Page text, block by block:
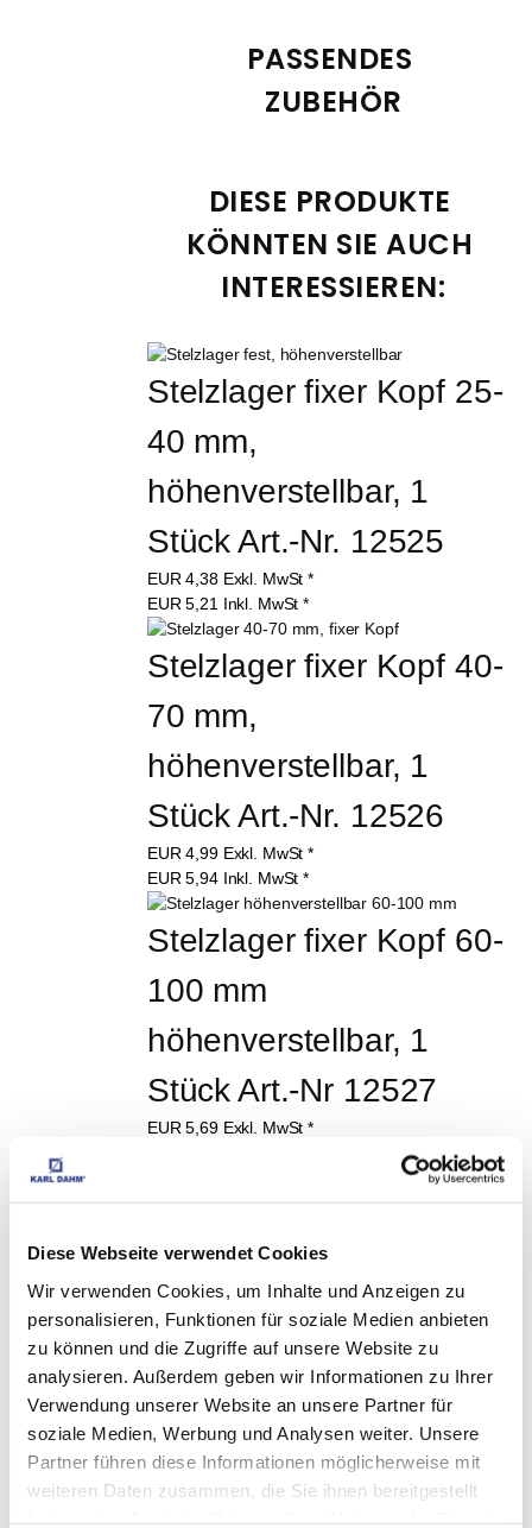
Diese Webseite verwendet Cookies
Wir verwenden Cookies, um Inhalte und Anzeigen zu
personalisieren, Funktionen für soziale Medien anbieten
zu können und die Zugriffe auf unsere Website zu
analysieren. Außerdem geben wir Informationen zu Ihrer
Verwendung unserer Website an unsere Partner für
soziale Medien, Werbung und Analysen weiter. Unsere
Partner führen diese Informationen möglicherweise mit
weiteren Daten zusammen, die Sie ihnen bereitgestellt
PASSENDES
ZUBEHÖR
DIESE PRODUKTE
KÖNNTEN SIE AUCH
INTERESSIEREN:
Stelzlager fixer Kopf 25-
40 mm,
höhenverstellbar, 1
Stück Art.-Nr. 12525
EUR4,38 Exkl. MwSt *
EUR5,21 Inkl. MwSt *
Stelzlager fixer Kopf 40-
70 mm,
höhenverstellbar, 1
Stück Art.-Nr. 12526
EUR4,99 Exkl. MwSt *
EUR5,94 Inkl. MwSt *
Stelzlager fixer Kopf 60-
100 mm
höhenverstellbar, 1
Stück Art.-Nr 12527
EUR5,69 Exkl. MwSt *
Nivelliersystem Basis-
Set schwarz, 1 mm Art.
12451
EUR49,98Exkl. MwSt *
EUR59,48Inkl. MwSt *
Unterlegmatte 220 x
220 mm Art.-Nr. 11865